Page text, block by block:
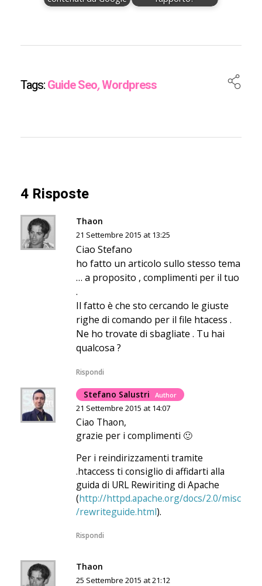
Tags:Guide Seo,Wordpress
4 Risposte
Thaon
21 Settembre 2015 at 13:25
Ciao Stefano
ho fatto un articolo sullo stesso tema
… a proposito , complimenti per il tuo
.
Il fatto è che sto cercando le giuste
righe di comando per il file htacess .
Ne ho trovate di sbagliate . Tu hai
qualcosa ?
Rispondi
Stefano Salustri Author
21 Settembre 2015 at 14:07
Ciao Thaon,
grazie per i complimenti 🙂
Per i reindirizzamenti tramite
.htaccess ti consiglio di affidarti alla
guida di URL Rewiriting di Apache
(http://httpd.apache.org/docs/2.0/misc
/rewriteguide.html).
Rispondi
Thaon
25 Settembre 2015 at 21:12